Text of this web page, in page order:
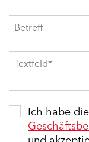
Ich habe die